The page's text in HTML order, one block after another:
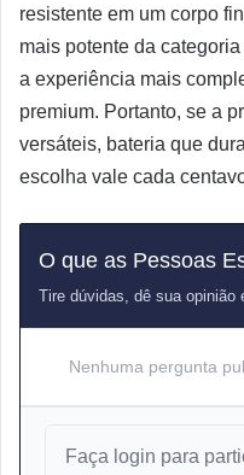
resistente em um corpo
mais potente da
a experiência mais
premium. Portanto, se a
versáteis, bateria que
escolha vale cada
O que as Pessoas
Tire dúvidas, dê sua opinião
Nenhuma pergunta
Faça login para